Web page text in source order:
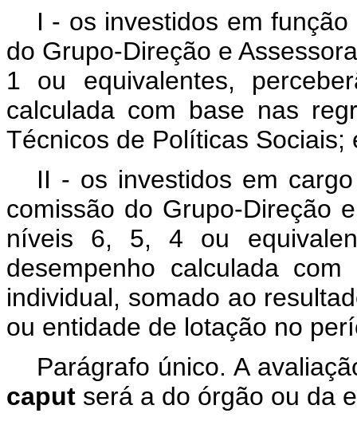
I - os investidos em
do Grupo-Direção e
1 ou equivalentes,
calculada com base nas
Técnicos de Políticas Sociais;
II - os investidos em
comissão do Grupo-Direção
níveis 6, 5, 4 ou
desempenho calculada
individual, somado ao
ou entidade de lotação no
Parágrafo único. A
caput será a do órgão ou da